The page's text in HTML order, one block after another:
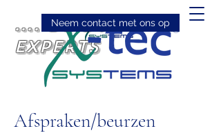
.... DE DTF-
EXPERTS
Neem contact met ons op
Afspraken/beurzen